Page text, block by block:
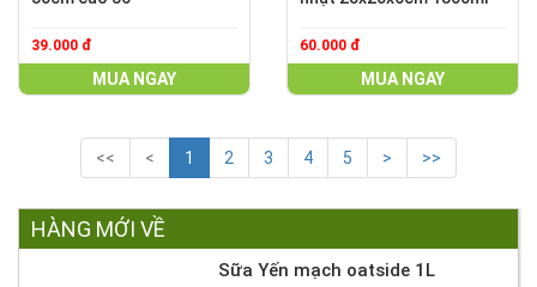
39.000 đ
MUA NGAY
60.000 đ
MUA NGAY
<< < 1 2 3 4 5 > >>
HÀNG MỚI VỀ
Sữa Yến mạch oatside 1L